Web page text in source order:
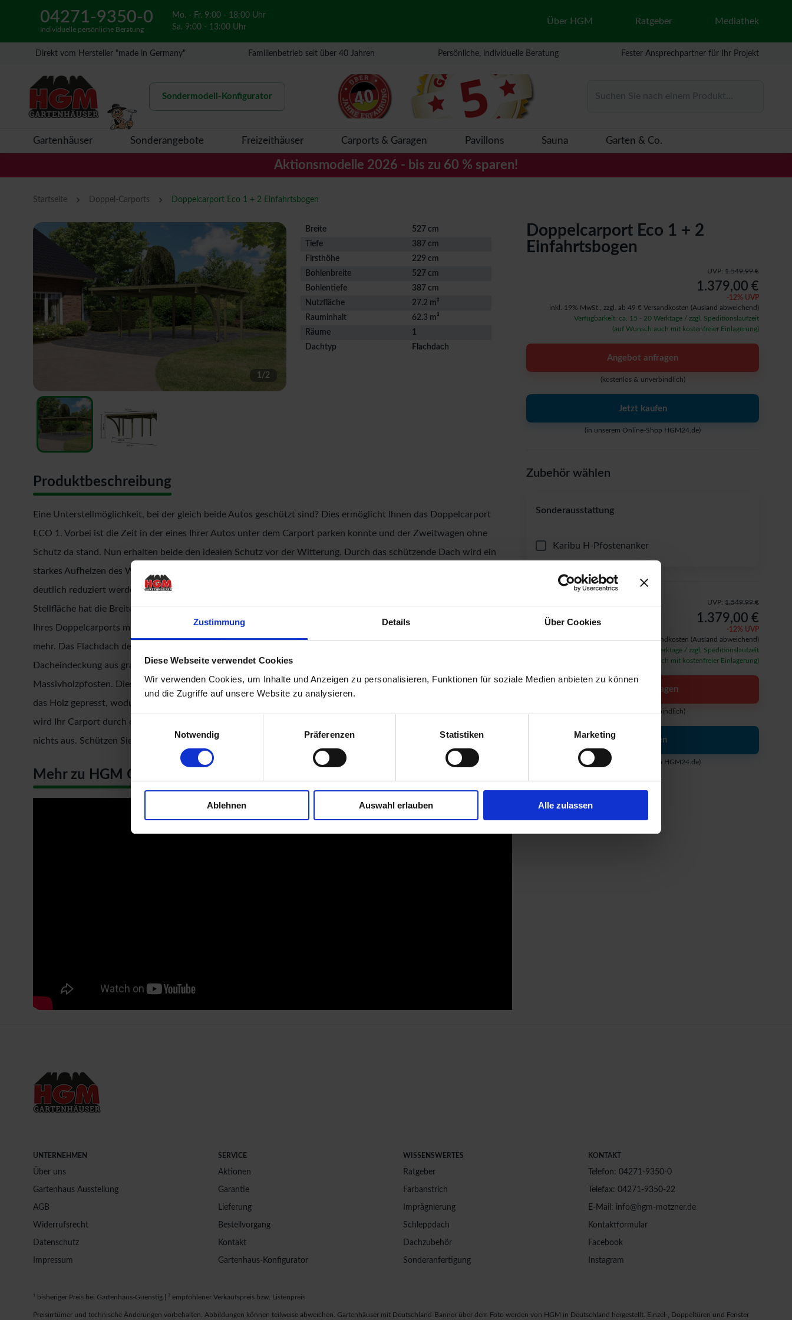
Zustimmung Details Über Cookies
Diese Webseite verwendet Cookies
Wir verwenden Cookies, um Inhalte und Anzeigen zu personalisieren, Funktionen für soziale Medien anbieten zu können
und die Zugriffe auf unsere Website zu analysieren.
Einwilligungsauswahl
Notwendig
Präferenzen Statistiken Marketing
Ablehnen Auswahl erlauben Alle zulassen
04271-9350-0
Individuelle persönliche Beratung
Mo. - Fr. 9:00 - 18:00 Uhr
Sa. 9:00 - 13:00 Uhr
Über HGM Ratgeber Mediathek
Direkt vom Hersteller "made in Germany" Familienbetrieb seit über 40 Jahren Persönliche, individuelle Beratung Fester Ansprechpartner für Ihr Projekt
Sondermodell-Konfigurator Suchen Sie nach einem Produkt...
Gartenhäuser Sonderangebote Freizeithäuser Carports & Garagen Pavillons Sauna Garten & Co.
Aktionsmodelle 2026 - bis zu 60 % sparen!
Startseite › Doppel-Carports › Doppelcarport Eco 1 + 2 Einfahrtsbogen
1/2
Breite
527 cm
Tiefe
387 cm
Firsthöhe
229 cm
Bohlenbreite
527 cm
Bohlentiefe
387 cm
Nutzfläche
27.2 m²
Rauminhalt
62.3 m³
Räume
1
Dachtyp
Flachdach
Produktbeschreibung
Eine Unterstellmöglichkeit, bei der gleich beide Autos geschützt sind? Dies ermöglicht Ihnen das Doppelcarport
ECO 1. Vorbei ist die Zeit in der eines Ihrer Autos unter dem Carport parken konnte und der Zweitwagen ohne
Schutz da stand. Nun erhalten beide den idealen Schutz vor der Witterung. Durch das schützende Dach wird ein
starkes Aufheizen des Wageninneren verhindert und auch das Freikratzen der Scheiben kann mit einem Carport
deutlich reduziert werden. Mit einem Außenmaß von (BxTxH) 509 x 387 x 229 cm bietet dieses genügend Platz. Eine
Stellfläche hat die Breite von 250 cm und hat bestimmt auch für Ihr Auto ausreichend Platz. Gestalten Sie die Optik
Ihres Doppelcarports mit einem oder zwei Einfahrtsbögen. So ist auch das Einparken von der Seite kein Problem
mehr. Das Flachdach des Carports hat eine Dachneigung von 1°und besteht aus einer 0,8mm starken
Dacheindeckung aus grauen PVC-Trapezprofilen. Getragen wird die Konstruktion von 9 x 9cm starken
Massivholzpfosten. Diese Pfosten sind kesseldruckimprägniert. Bei diesem Verfahren werden chemische Salze in
das Holz gepresst, wodurch es Schutz vor der Witterung erhält und seine Lebensdauer verbessert wird. Gesichert
wird Ihr Carport durch optional erhältliche H-Pfostenanker. So macht auch ein starker Wind dem Doppelcarport
nichts aus. Schützen Sie Ihre Autos vor der Witterung mit dem Doppelcarport ECO 1.
Mehr zu HGM Gartenhäuser
Doppelcarport Eco 1 + 2
Einfahrtsbogen
UVP: 1.549,99 €
1.379,00 €
-12% UVP
inkl. 19% MwSt., zzgl. ab 49 € Versandkosten (Ausland abweichend)
Verfügbarkeit: ca. 15 - 20 Werktage / zzgl. Speditionslaufzeit
(auf Wunsch auch mit kostenfreier Einlagerung)
Angebot anfragen
(kostenlos & unverbindlich)
Jetzt kaufen
(in unserem Online-Shop HGM24.de)
Zubehör wählen
Sonderausstattung
Karibu H-Pfostenanker
UVP: 1.549,99 €
1.379,00 €
-12% UVP
inkl. 19% MwSt.,zzgl. ab 49 € Versandkosten (Ausland abweichend)
Verfügbarkeit: ca. 15 - 20 Werktage / zzgl. Speditionslaufzeit
(auf Wunsch auch mit kostenfreier Einlagerung)
Angebot anfragen
(kostenlos & unverbindlich)
Jetzt kaufen
(in unserem Online-Shop HGM24.de)
UNTERNEHMEN
Über uns
Gartenhaus Ausstellung
AGB
Widerrufsrecht
Datenschutz
Impressum
SERVICE
Aktionen
Garantie
Lieferung
Bestellvorgang
Kontakt
Gartenhaus-Konfigurator
WISSENSWERTES
Ratgeber
Farbanstrich
Imprägnierung
Schleppdach
Dachzubehör
Sonderanfertigung
KONTAKT
Telefon: 04271-9350-0
Telefax: 04271-9350-22
E-Mail: info@hgm-motzner.de
Kontaktformular
Facebook
Instagram
¹ bisheriger Preis bei Gartenhaus-Guenstig | ² empfohlener Verkaufspreis bzw. Listenpreis
Preisirrtümer und technische Änderungen vorbehalten. Abbildungen können teilweise abweichen. Gartenhäuser mit Deutschland-Banner über dem Foto werden von HGM in Deutschland hergestellt. Einzel-, Doppeltüren und Fenster